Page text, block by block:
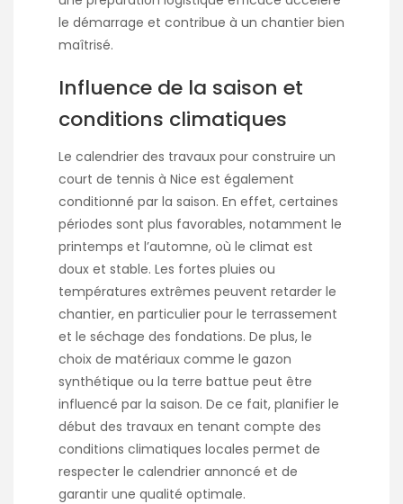
le démarrage et contribue à un chantier bien
maîtrisé.
Influence de la saison et
conditions climatiques
Le calendrier des travaux pour construire un
court de tennis à Nice est également
conditionné par la saison. En effet, certaines
périodes sont plus favorables, notamment le
printemps et l’automne, où le climat est
doux et stable. Les fortes pluies ou
températures extrêmes peuvent retarder le
chantier, en particulier pour le terrassement
et le séchage des fondations. De plus, le
choix de matériaux comme le gazon
synthétique ou la terre battue peut être
influencé par la saison. De ce fait, planifier le
début des travaux en tenant compte des
conditions climatiques locales permet de
respecter le calendrier annoncé et de
garantir une qualité optimale.